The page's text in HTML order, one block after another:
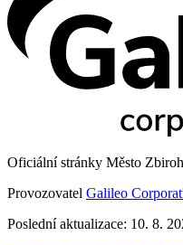
Oficiální stránky Město
Provozovatel Galileo
Poslední aktualizace: 10. 8.